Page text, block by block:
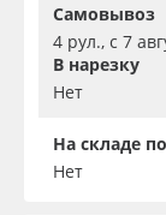
Самовывоз
4 рул., с 7
В нарезку
Нет
На складе
Нет